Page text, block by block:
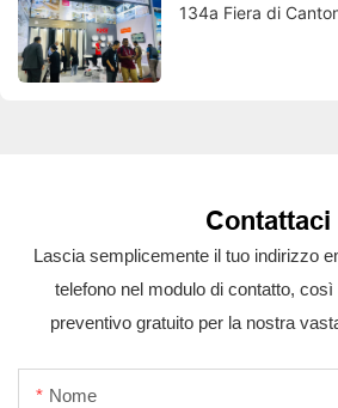
134a Fiera di
Contattaci
Lascia semplicemente il tuo indirizzo
telefono nel modulo di contatto,
preventivo gratuito per la nostra
Nome